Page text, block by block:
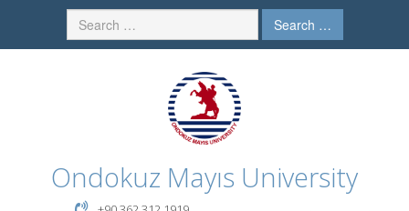
Search …
Ondokuz Mayıs University